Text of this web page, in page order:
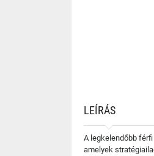
LEÍRÁS
A legkelendőbb
amelyek